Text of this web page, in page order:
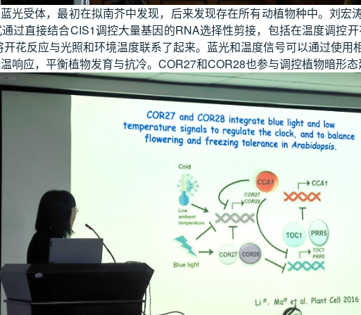
光受体，最初在拟南芥中发现，后来发现存在所有动植物种中。刘
过直接结合CIS1调控大量基因的RNA选择性剪接，包括在温度调控
花反应与光照和环境温度联系了起来。蓝光和温度信号可以通过使
响应，平衡植物发育与抗冷。COR27和COR28也参与调控植物暗形态